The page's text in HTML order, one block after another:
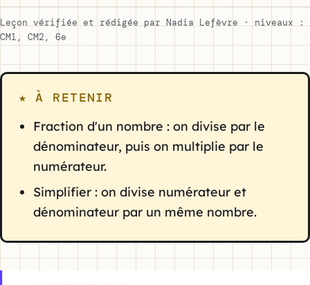
Leçon vérifiée et rédigée par Nadia Lefèvre · niveaux :
CM1, CM2, 6e
★ À RETENIR
Fraction d'un nombre : on divise par le
dénominateur, puis on multiplie par le
numérateur.
Simplifier : on divise numérateur et
dénominateur par un même nombre.